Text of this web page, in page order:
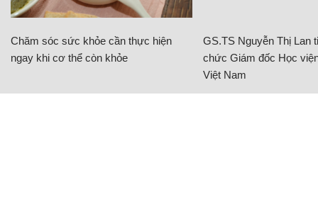
Chăm sóc sức khỏe cần thực hiện
ngay khi cơ thể còn khỏe
GS.TS Nguyễn Thị Lan
chức Giám đốc Học
Việt Nam